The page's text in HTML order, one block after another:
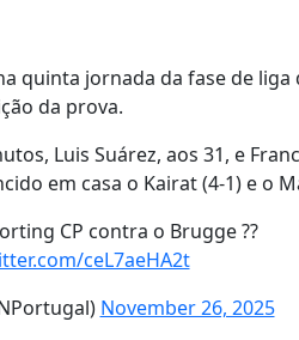
quinta jornada da fase de
da prova.
Luis Suárez, aos 31, e
em casa o Kairat (4-1) e o
CP contra o Brugge ??
ceL7aeHA2t
November 26, 2025